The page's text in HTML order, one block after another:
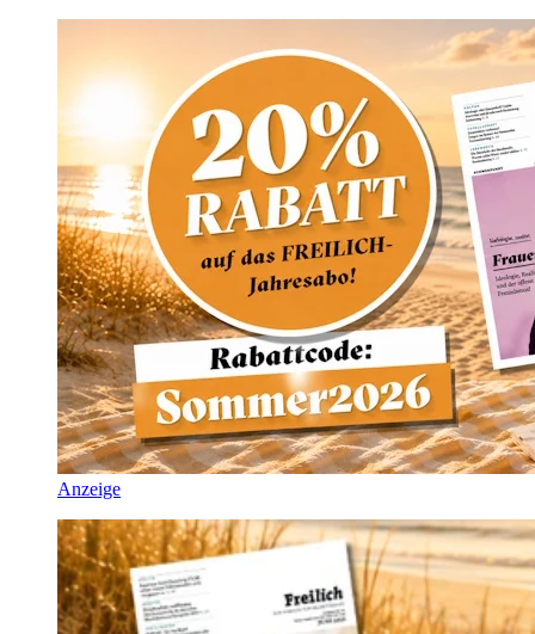
Anzeige